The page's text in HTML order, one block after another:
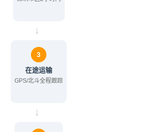
→
3
在途运输
GPS/北斗全程跟踪
→